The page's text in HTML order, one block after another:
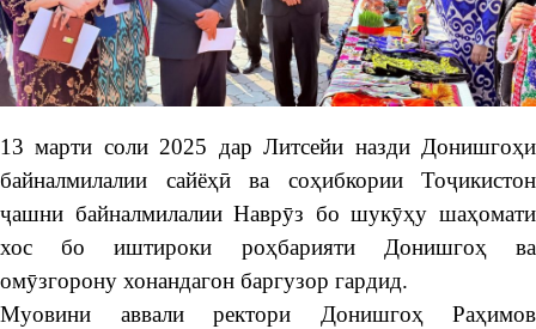
13 марти соли 2025 дар Литсейи назди Донишгоҳи
байналмилалии сайёҳӣ ва соҳибкории Тоҷикистон
ҷашни байналмилалии Наврӯз бо шукӯҳу шаҳомати
хос бо иштироки роҳбарияти Донишгоҳ ва
омӯзгорону хонандагон баргузор гардид.
Муовини аввали ректори Донишгоҳ Раҳимов